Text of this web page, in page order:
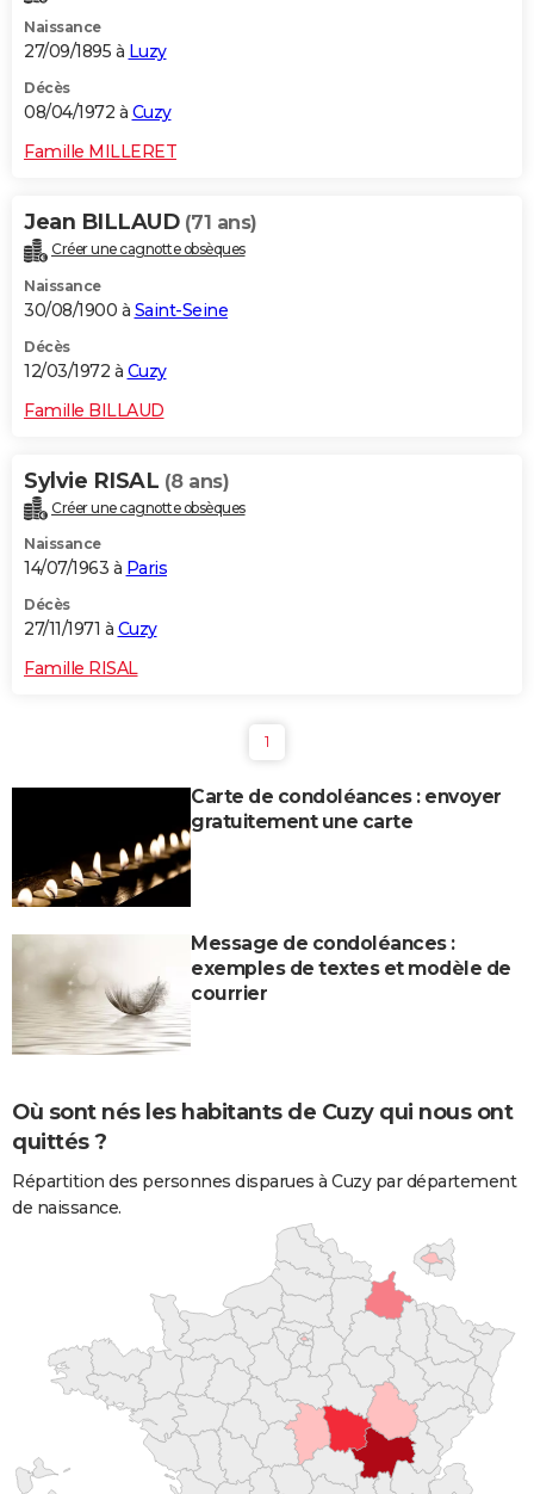
Naissance
27/09/1895 à Luzy
Décès
08/04/1972 à Cuzy
Famille MILLERET
Jean BILLAUD (71 ans)
Créer une cagnotte obsèques
Naissance
30/08/1900 à Saint-Seine
Décès
12/03/1972 à Cuzy
Famille BILLAUD
Sylvie RISAL (8 ans)
Créer une cagnotte obsèques
Naissance
14/07/1963 à Paris
Décès
27/11/1971 à Cuzy
Famille RISAL
1
Carte de condoléances : envoyer
gratuitement une carte
Message de condoléances :
exemples de textes et modèle de
courrier
Où sont nés les habitants de Cuzy qui nous ont
quittés ?
Répartition des personnes disparues à Cuzy par département
de naissance.